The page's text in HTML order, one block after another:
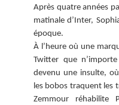
Après quatre années
matinale d’Inter,
époque.
À l’heure où une
Twitter que
devenu une insulte,
les bobos traquent les
Zemmour réhabilite